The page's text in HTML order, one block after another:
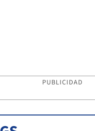
PUBLICIDAD